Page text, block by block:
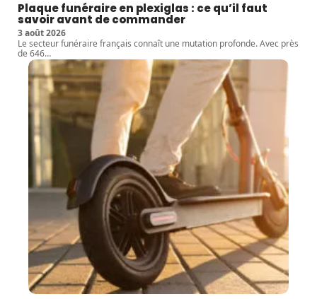
Plaque funéraire en plexiglas : ce qu’il faut
savoir avant de commander
3 août 2026
Le secteur funéraire français connaît une mutation profonde. Avec près
de 646…